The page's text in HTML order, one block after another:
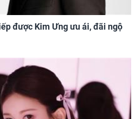
được Kim Ưng ưu ái, đãi ngộ